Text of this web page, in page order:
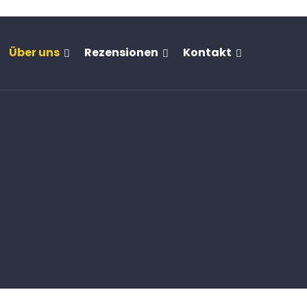
Über uns Rezensionen Kontakt